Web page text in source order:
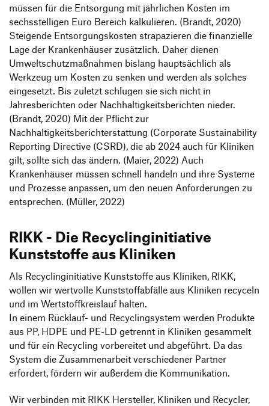
müssen für die Entsorgung mit jährlichen Kosten im
sechsstelligen Euro Bereich kalkulieren. (Brandt, 2020)
Steigende Entsorgungskosten strapazieren die finanzielle
Lage der Krankenhäuser zusätzlich. Daher dienen
Umweltschutzmaßnahmen bislang hauptsächlich als
Werkzeug um Kosten zu senken und werden als solches
eingesetzt. Bis zuletzt schlugen sie sich nicht in
Jahresberichten oder Nachhaltigkeitsberichten nieder.
(Brandt, 2020) Mit der Pflicht zur
Nachhaltigkeitsberichterstattung (Corporate Sustainability
Reporting Directive (CSRD), die ab 2024 auch für Kliniken
gilt, sollte sich das ändern. (Maier, 2022) Auch
Krankenhäuser müssen schnell handeln und ihre Systeme
und Prozesse anpassen, um den neuen Anforderungen zu
entsprechen. (Müller, 2022)
RIKK - Die Recyclinginitiative
Kunststoffe aus Kliniken
Als Recyclinginitiative Kunststoffe aus Kliniken, RIKK,
wollen wir wertvolle Kunststoffabfälle aus Kliniken recyceln
und im Wertstoffkreislauf halten.
In einem Rücklauf- und Recyclingsystem werden Produkte
aus PP, HDPE und PE-LD getrennt in Kliniken gesammelt
und für ein Recycling vorbereitet und abgeführt. Da das
System die Zusammenarbeit verschiedener Partner
erfordert, fördern wir außerdem die Kommunikation.
Wir verbinden mit RIKK Hersteller, Kliniken und Recycler,